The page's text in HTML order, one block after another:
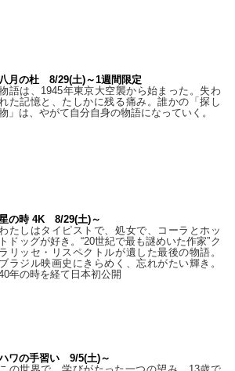
八月の杜 8/29(土)～1週間限定
語は、1945年東京大空襲から始まった。失わ
た記憶と、たしかに残る痛み。誰かの「探し
」は、やがて自分自身の物語になっていく。
の時 4K 8/29(土)～
わたしはタイピストで、処⼥で、コーラとホッ
トドッグが好き。“20世紀で最も謎めいた作家”ク
ラリッセ・リスペクトルが遺した最後の物語。
ブラジル映画史にきらめく、忘れがたい輝き。
年の時を経て⽇本初公開
ワの手習い 9/5(土)～